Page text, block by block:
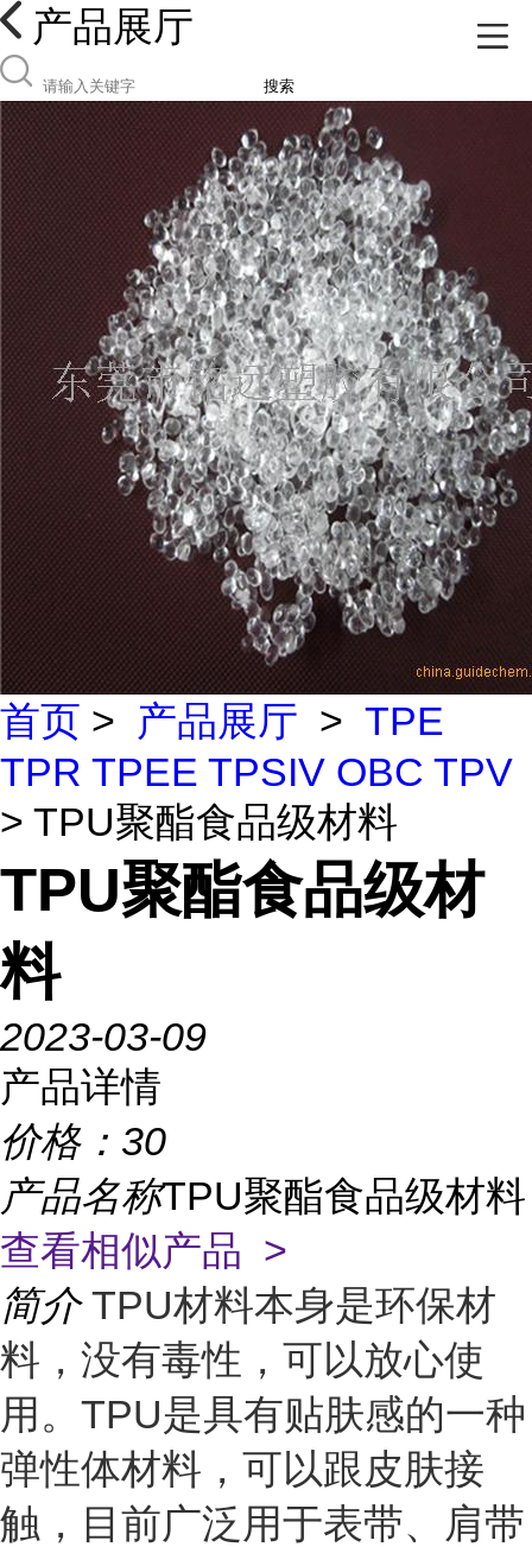
产品展厅
搜索
首页 > 产品展厅 > TPE
TPR TPEE TPSIV OBC TPV
> TPU聚酯食品级材料
TPU聚酯食品级材
料
2023-03-09
产品详情
价格： 30
产品名称TPU聚酯食品级材料
查看相似产品 >
简介 TPU材料本身是环保材
料，没有毒性，可以放心使
用。TPU是具有贴肤感的一种
弹性体材料，可以跟皮肤接
触，目前广泛用于表带、肩带